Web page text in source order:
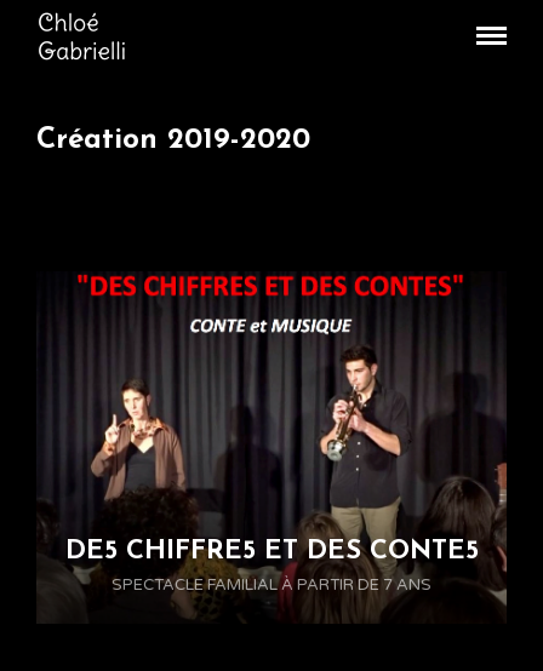
Création 2019-2020
DE5 CHIFFRE5 ET DES CONTE5
SPECTACLE FAMILIAL À PARTIR DE 7 ANS